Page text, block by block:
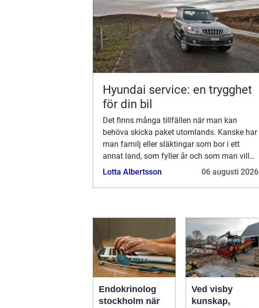
Hyundai service: en trygghet
för din bil
Det finns många tillfällen när man kan
behöva skicka paket utomlands. Kanske har
man familj eller släktingar som bor i ett
annat land, som fyller år och som man vill
överraska med en present. Kanske vill man
Lotta Albertsson 06 augusti 2026
Endokrinolog
stockholm när
Ved visby
kunskap,